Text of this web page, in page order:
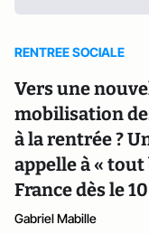
RENTREE SOCIALE
Vers une
mobilisation
à la rentrée ?
appelle à «
France dès le
Gabriel Mabille